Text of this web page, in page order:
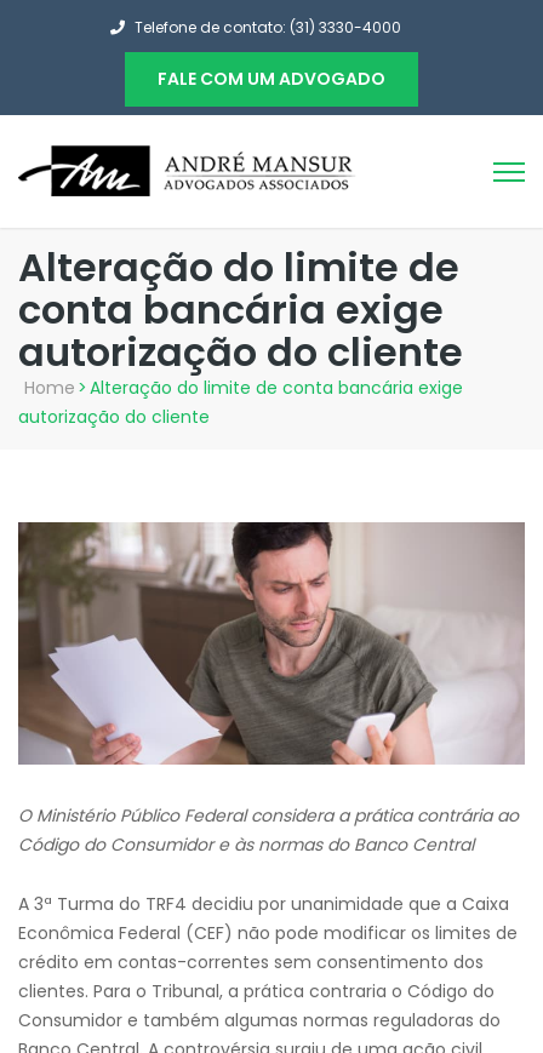
Telefone de contato: (31) 3330-4000
FALE COM UM ADVOGADO
Alteração do limite de
conta bancária exige
autorização do cliente
Home > Alteração do limite de conta bancária exige
autorização do cliente
O Ministério Público Federal considera a prática contrária ao
Código do Consumidor e às normas do Banco Central
A 3ª Turma do TRF4 decidiu por unanimidade que a Caixa
Econômica Federal (CEF) não pode modificar os limites de
crédito em contas-correntes sem consentimento dos
clientes. Para o Tribunal, a prática contraria o Código do
Consumidor e também algumas normas reguladoras do